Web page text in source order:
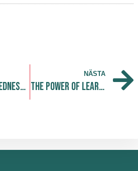
Wellness Wednesday och Energy Boosting Massage
NÄSTA
The Power of Learning